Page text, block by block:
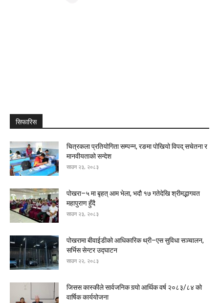
सिफारिस
चित्रकला प्रतियोगिता सम्पन्न, रङमा पोखियो विपद् सचेतना र
मानवीयताको सन्देश
साउन २३, २०८३
पोखरा–५ मा बृहत् आम भेला, भदौ १७ गतेदेखि श्रीमद्भागवत
महापुराण हुँदै
साउन २३, २०८३
पोखरामा बीवाईडीको आधिकारिक थ्री–एस सुविधा सञ्चालन,
सर्भिस सेन्टर उद्घाटन
साउन २२, २०८३
जिसस कास्कीले सार्वजनिक गर्‍यो आर्थिक वर्ष २०८३/८४ को
वार्षिक कार्ययोजना